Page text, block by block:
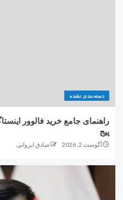
دسته‌بندی نشده
راهنمای جامع خرید فالوور
پیج
آگوست 2, 2026 صادق ایروانی